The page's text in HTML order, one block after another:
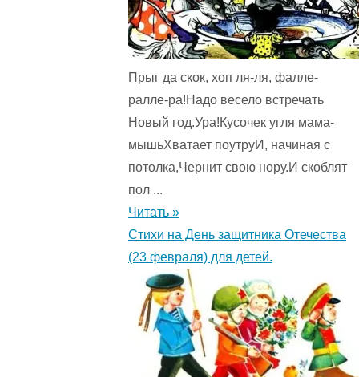
С.Т.
Читать
онлайн.
(0)"
Прыг да скок, хоп ля-ля, фалле-
ралле-ра!Надо весело встречать
Новый год.Ура!Кусочек угля мама-
мышьХватает поутруИ, начиная с
потолка,Чернит свою нору.И скоблят
пол ...
Читать »
Стихи на День защитника Отечества
(23 февраля) для детей.